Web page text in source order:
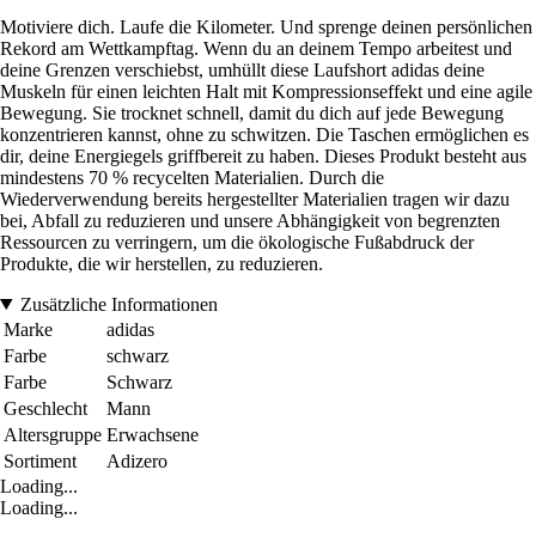
Motiviere dich. Laufe die Kilometer. Und sprenge deinen persönlichen
Rekord am Wettkampftag. Wenn du an deinem Tempo arbeitest und
deine Grenzen verschiebst, umhüllt diese Laufshort adidas deine
Muskeln für einen leichten Halt mit Kompressionseffekt und eine agile
Bewegung. Sie trocknet schnell, damit du dich auf jede Bewegung
konzentrieren kannst, ohne zu schwitzen. Die Taschen ermöglichen es
dir, deine Energiegels griffbereit zu haben. Dieses Produkt besteht aus
mindestens 70 % recycelten Materialien. Durch die
Wiederverwendung bereits hergestellter Materialien tragen wir dazu
bei, Abfall zu reduzieren und unsere Abhängigkeit von begrenzten
Ressourcen zu verringern, um die ökologische Fußabdruck der
Produkte, die wir herstellen, zu reduzieren.
Zusätzliche Informationen
Marke
adidas
Farbe
schwarz
Farbe
Schwarz
Geschlecht
Mann
Altersgruppe Erwachsene
Sortiment
Adizero
Loading...
Loading...